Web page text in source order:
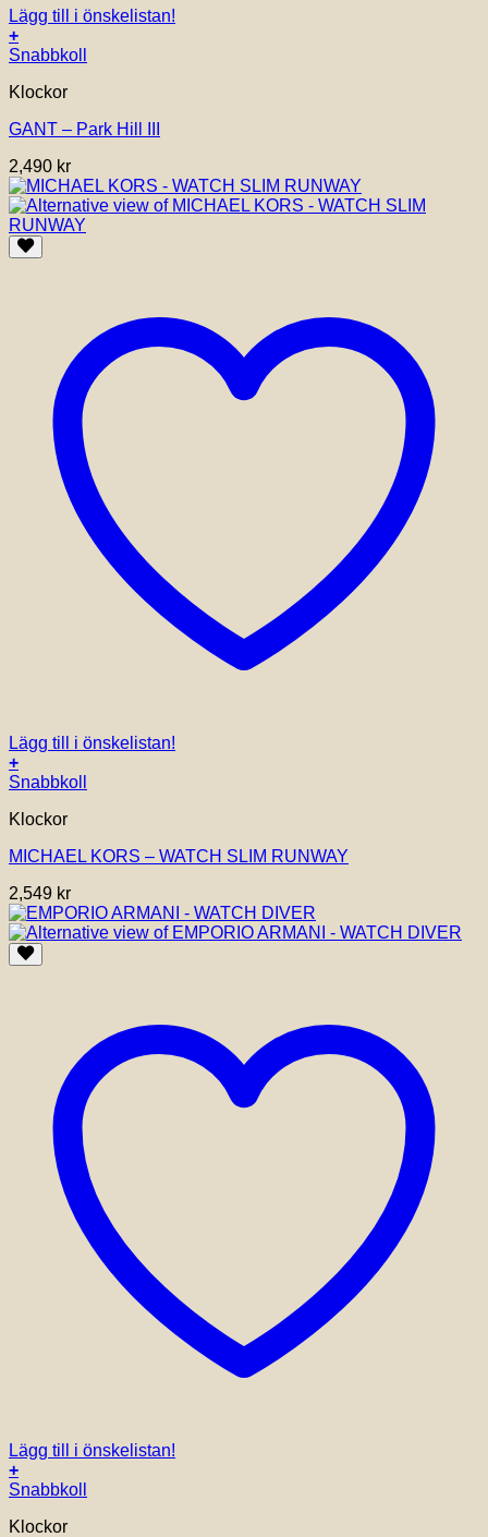
Lägg till i önskelistan!
+
Snabbkoll
Klockor
GANT – Park Hill III
2,490 kr
Lägg till i önskelistan!
+
Snabbkoll
Klockor
MICHAEL KORS – WATCH SLIM RUNWAY
2,549 kr
Lägg till i önskelistan!
+
Snabbkoll
Klockor